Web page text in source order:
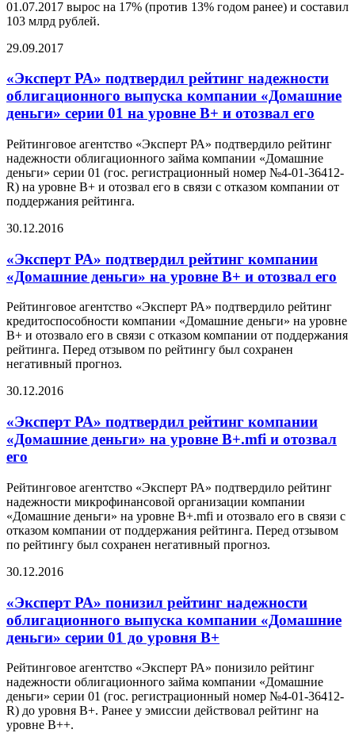
01.07.2017 вырос на 17% (против 13% годом ранее) и составил
103 млрд рублей.
29.09.2017
«Эксперт РА» подтвердил рейтинг надежности
облигационного выпуска компании «Домашние
деньги» серии 01 на уровне В+ и отозвал его
Рейтинговое агентство «Эксперт РА» подтвердило рейтинг
надежности облигационного займа компании «Домашние
деньги» серии 01 (гос. регистрационный номер №4-01-36412-
R) на уровне В+ и отозвал его в связи с отказом компании от
поддержания рейтинга.
30.12.2016
«Эксперт РА» подтвердил рейтинг компании
«Домашние деньги» на уровне В+ и отозвал его
Рейтинговое агентство «Эксперт РА» подтвердило рейтинг
кредитоспособности компании «Домашние деньги» на уровне
В+ и отозвало его в связи с отказом компании от поддержания
рейтинга. Перед отзывом по рейтингу был сохранен
негативный прогноз.
30.12.2016
«Эксперт РА» подтвердил рейтинг компании
«Домашние деньги» на уровне В+.mfi и отозвал
его
Рейтинговое агентство «Эксперт РА» подтвердило рейтинг
надежности микрофинансовой организации компании
«Домашние деньги» на уровне В+.mfi и отозвало его в связи с
отказом компании от поддержания рейтинга. Перед отзывом
по рейтингу был сохранен негативный прогноз.
30.12.2016
«Эксперт РА» понизил рейтинг надежности
облигационного выпуска компании «Домашние
деньги» серии 01 до уровня В+
Рейтинговое агентство «Эксперт РА» понизило рейтинг
надежности облигационного займа компании «Домашние
деньги» серии 01 (гос. регистрационный номер №4-01-36412-
R) до уровня В+. Ранее у эмиссии действовал рейтинг на
уровне В++.